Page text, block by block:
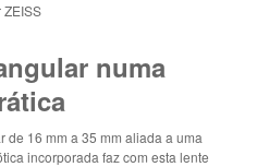
numa
de 16 mm a 35 mm aliada a uma
incorporada faz com esta lente